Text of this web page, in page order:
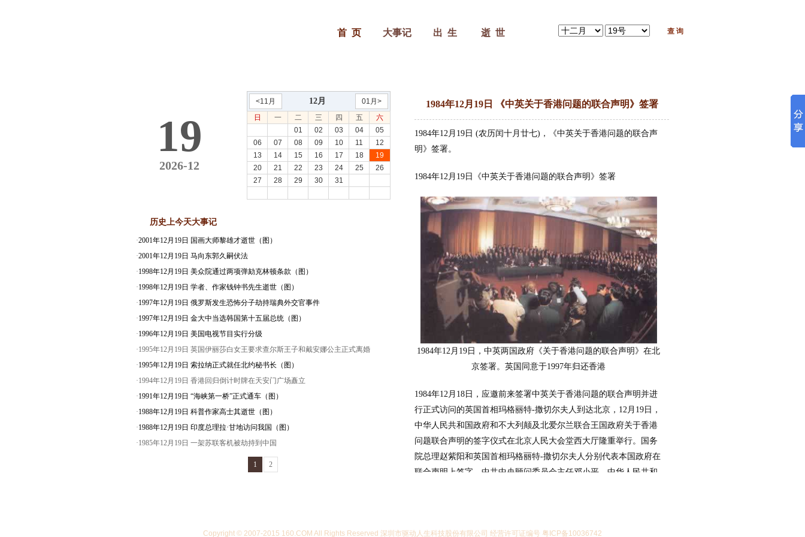
首 页 大事记 出 生 逝 世
19
2026-12
<11月 12月
01月>
日
一 二 三 四 五
六
01
02 03 04
05
06
07 08 09 10 11
12
13
14 15 16 17 18
19
20
21 22 23 24 25
26
27
28 29 30 31
历史上今天大事记
·2001年12月19日 国画大师黎雄才逝世（图）
·2001年12月19日 马向东郭久嗣伏法
·1998年12月19日 美众院通过两项弹劾克林顿条款（图）
·1998年12月19日 学者、作家钱钟书先生逝世（图）
·1997年12月19日 俄罗斯发生恐怖分子劫持瑞典外交官事件
·1997年12月19日 金大中当选韩国第十五届总统（图）
·1996年12月19日 美国电视节目实行分级
·1995年12月19日 英国伊丽莎白女王要求查尔斯王子和戴安娜公主正式离婚
·1995年12月19日 索拉纳正式就任北约秘书长（图）
·1994年12月19日 香港回归倒计时牌在天安门广场矗立
·1991年12月19日 “海峡第一桥”正式通车（图）
·1988年12月19日 科普作家高士其逝世（图）
·1988年12月19日 印度总理拉·甘地访问我国（图）
·1985年12月19日 一架苏联客机被劫持到中国
1 2
1984年12月19日 《中英关于香港问题的联合声明》签署
1984年12月19日 (农历闰十月廿七)，《中英关于香港问题的联合声
明》签署。
1984年12月19日《中英关于香港问题的联合声明》签署
1984年12月19日，中英两国政府《关于香港问题的联合声明》在北
京签署。英国同意于1997年归还香港
1984年12月18日，应邀前来签署中英关于香港问题的联合声明并进
行正式访问的英国首相玛格丽特-撒切尔夫人到达北京，12月19日，
中华人民共和国政府和不大列颠及北爱尔兰联合王国政府关于香港
问题联合声明的签字仪式在北京人民大会堂西大厅隆重举行。国务
院总理赵紫阳和英国首相玛格丽特-撒切尔夫人分别代表本国政府在
联合声明上签字。中共中央顾问委员会主任邓小平、中华人民共和
明圆满解决了中国恢复对香港行使主权的问题，也为香港的长期繁
Copyright © 2007-2015 160.COM All Rights Reserved 深圳市驱动人生科技股份有限公司 经营许可证编号 粤ICP备10036742